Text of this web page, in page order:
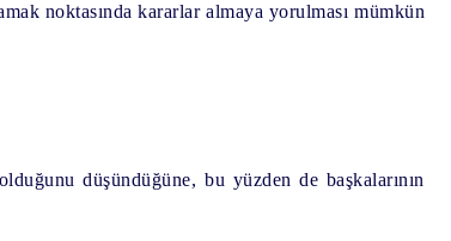
noktasında kararlar almaya yorulması mümkün
düşündüğüne, bu yüzden de başkalarının